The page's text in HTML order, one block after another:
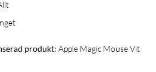
produkt: Apple Magic Mouse Vit